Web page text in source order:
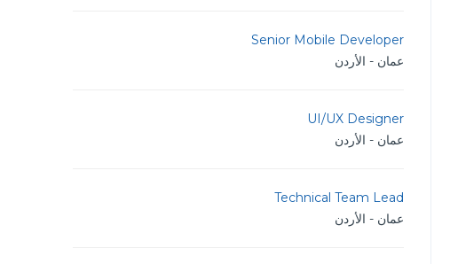
Senior Mobile Developer
عمان - الأردن
UI/UX Designer
عمان - الأردن
Technical Team Lead
عمان - الأردن